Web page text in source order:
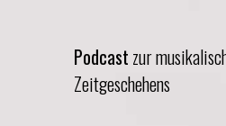
Podcast zur
Zeitgeschehens